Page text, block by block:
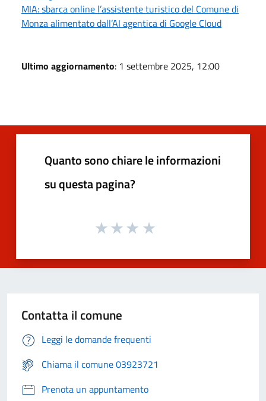
MIA: sbarca online l’assistente turistico del Comune di
Monza alimentato dall’AI agentica di Google Cloud
Ultimo aggiornamento: 1 settembre 2025, 12:00
Quanto sono chiare le informazioni
su questa pagina?
Contatta il comune
Leggi le domande frequenti
Chiama il comune 03923721
Prenota un appuntamento